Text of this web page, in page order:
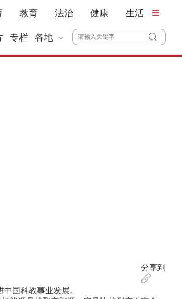
教育 法治 健康 生活
专栏 各地
分享到
国科教事业发展。